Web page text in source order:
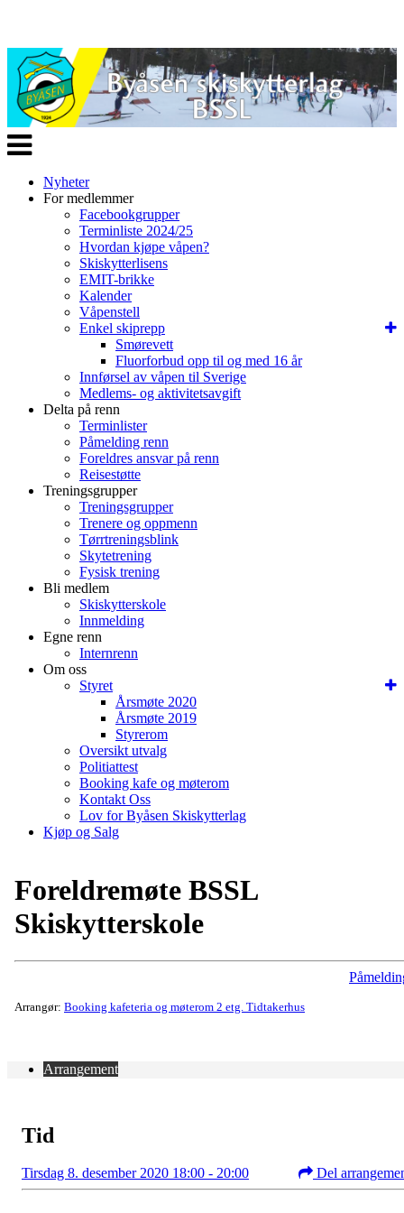
Veksle
navigasjon
Nyheter
For medlemmer
Facebookgrupper
Terminliste 2024/25
Hvordan kjøpe våpen?
Skiskytterlisens
EMIT-brikke
Kalender
Våpenstell
Enkel skiprepp
Smørevett
Fluorforbud opp til og med 16 år
Innførsel av våpen til Sverige
Medlems- og aktivitetsavgift
Delta på renn
Terminlister
Påmelding renn
Foreldres ansvar på renn
Reisestøtte
Treningsgrupper
Treningsgrupper
Trenere og oppmenn
Tørrtreningsblink
Skytetrening
Fysisk trening
Bli medlem
Skiskytterskole
Innmelding
Egne renn
Internrenn
Om oss
Styret
Årsmøte 2020
Årsmøte 2019
Styrerom
Oversikt utvalg
Politiattest
Booking kafe og møterom
Kontakt Oss
Lov for Byåsen Skiskytterlag
Kjøp og Salg
Foreldremøte BSSL
Skiskytterskole
Arrangør: Booking kafeteria og møterom 2 etg. Tidtakerhus
Arrangement
Tid
Tirsdag 8. desember 2020 18:00 - 20:00 Del